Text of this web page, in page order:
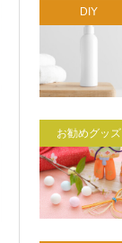
DIY
お勧めグッズ